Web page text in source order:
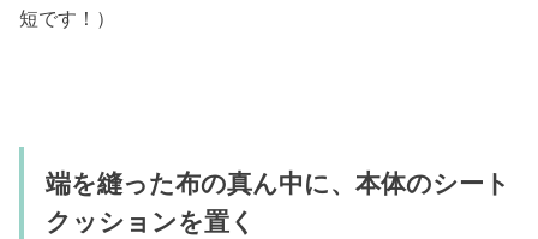
短です！）
端を縫った布の真ん中に、本体のシート
クッションを置く